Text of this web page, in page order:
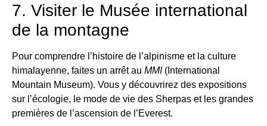
7. Visiter le Musée international
de la montagne
Pour comprendre l’histoire de l’alpinisme et la culture
himalayenne, faites un arrêt au MMI(International
Mountain Museum). Vous y découvrirez des expositions
sur l’écologie, le mode de vie des Sherpas et les grandes
premières de l’ascension de l’Everest.